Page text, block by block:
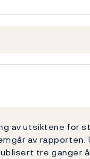
av utsiktene for
av rapporten.
tre ganger